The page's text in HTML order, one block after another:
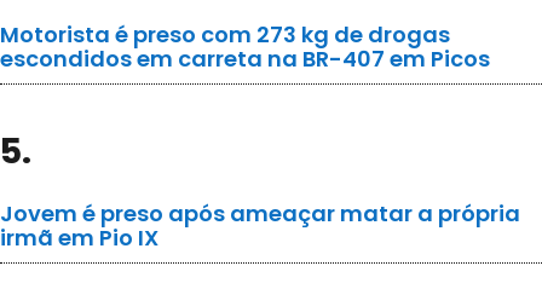
Motorista é preso com 273 kg de drogas
escondidos em carreta na BR-407 em Picos
5.
Jovem é preso após ameaçar matar a própria
irmã em Pio IX